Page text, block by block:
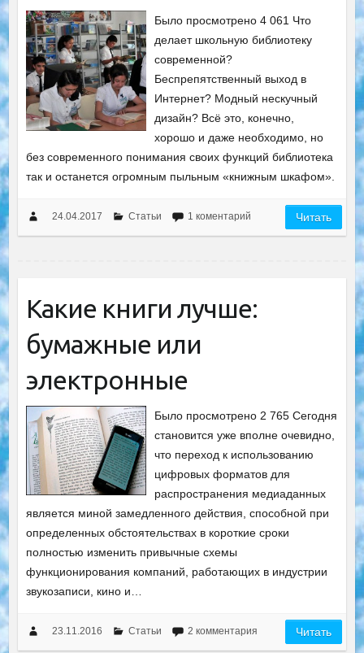
Было просмотрено 4 061 Что
делает школьную библиотеку
современной?
Беспрепятственный выход в
Интернет? Модный нескучный
дизайн? Всё это, конечно,
хорошо и даже необходимо, но
без современного понимания своих функций библиотека
так и останется огромным пыльным «книжным шкафом».
24.04.2017 Статьи 1 коментарий Читать
Какие книги лучше:
бумажные или
электронные
Было просмотрено 2 765 Сегодня
становится уже вполне очевидно,
что переход к использованию
цифровых форматов для
распространения медиаданных
является миной замедленного действия, способной при
определенных обстоятельствах в короткие сроки
полностью изменить привычные схемы
функционирования компаний, работающих в индустрии
звукозаписи, кино и…
23.11.2016 Статьи 2 комментария Читать